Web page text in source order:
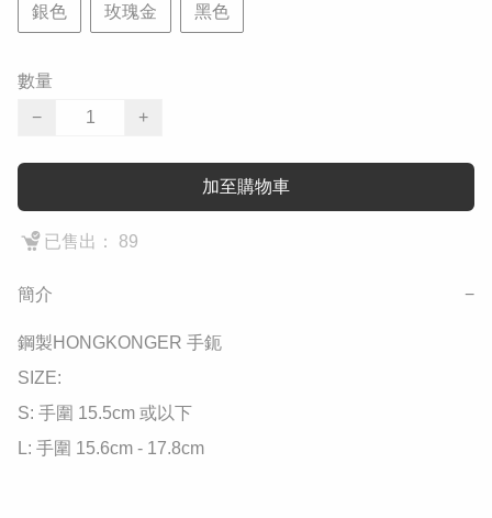
銀色 玫瑰金 黑色
數量
−
+
加至購物車
已售出： 89
簡介 −
鋼製HONGKONGER 手鈪
SIZE:
S: 手圍 15.5cm 或以下
L: 手圍 15.6cm - 17.8cm